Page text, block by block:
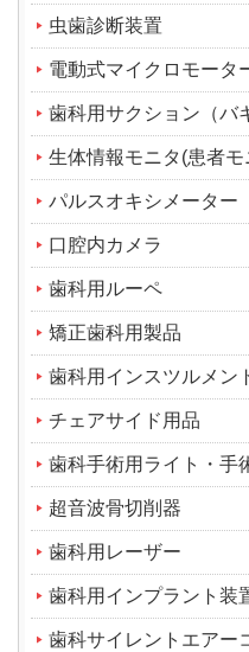
虫歯診断装置
電動式マイクロモータ
歯科用サクション（バ
生体情報モニタ(患者モ
パルスオキシメーター
口腔内カメラ
歯科用ルーペ
矯正歯科用製品
歯科用インスツルメン
チェアサイド用品
歯科手術用ライト・手
超音波骨切削器
歯科用レーザー
歯科用インプラント装
歯科サイレントエアー